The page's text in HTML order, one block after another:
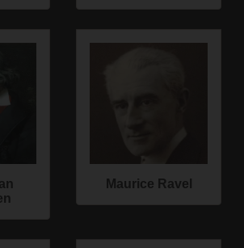
Maurice Ravel